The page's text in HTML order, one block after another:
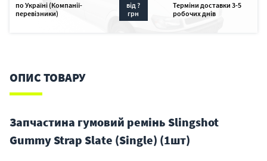
по Україні (Компанії-
перевізники)
від ?
грн
Терміни доставки 3-5
робочих днів
ОПИС ТОВАРУ
Запчастина гумовий ремінь Slingshot
Gummy Strap Slate (Single) (1шт)